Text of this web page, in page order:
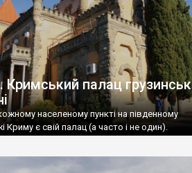
Кримський палац
населеному пункті на південному
Криму є свій палац (а часто і не один).